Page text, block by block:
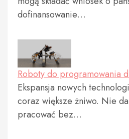
dofinansowanie…
Roboty do programowania
Ekspansja nowych
coraz większe żniwo. Nie
pracować bez…